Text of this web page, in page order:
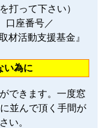
打って下さい）
座番号／
活動支援基金』
い為に
できます。一度窓
並んで頂く手間が
い。